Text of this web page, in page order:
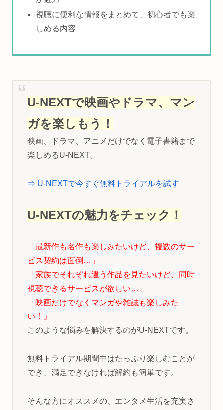
視聴に便利な情報をまとめて、初心者でも楽
しめる内容
U-NEXTで映画やドラマ、マン
ガを楽しもう！
映画、ドラマ、アニメだけでなく電子書籍まで
楽しめるU-NEXT。
⇒ U-NEXTで今すぐ無料トライアルを試す
U-NEXTの魅力をチェック！
「最新作も名作も楽しみたいけど、複数のサー
ビス契約は面倒…」
「家族でそれぞれ違う作品を見たいけど、同時
視聴できるサービスが欲しい…」
「映画だけでなくマンガや雑誌も楽しみた
い！」
このような悩みを解決するのがU-NEXTです。
無料トライアル期間中はたっぷり楽しむことが
でき、満足できなければ解約も簡単です。
そんな方にオススメの、エンタメ生活を充実さ